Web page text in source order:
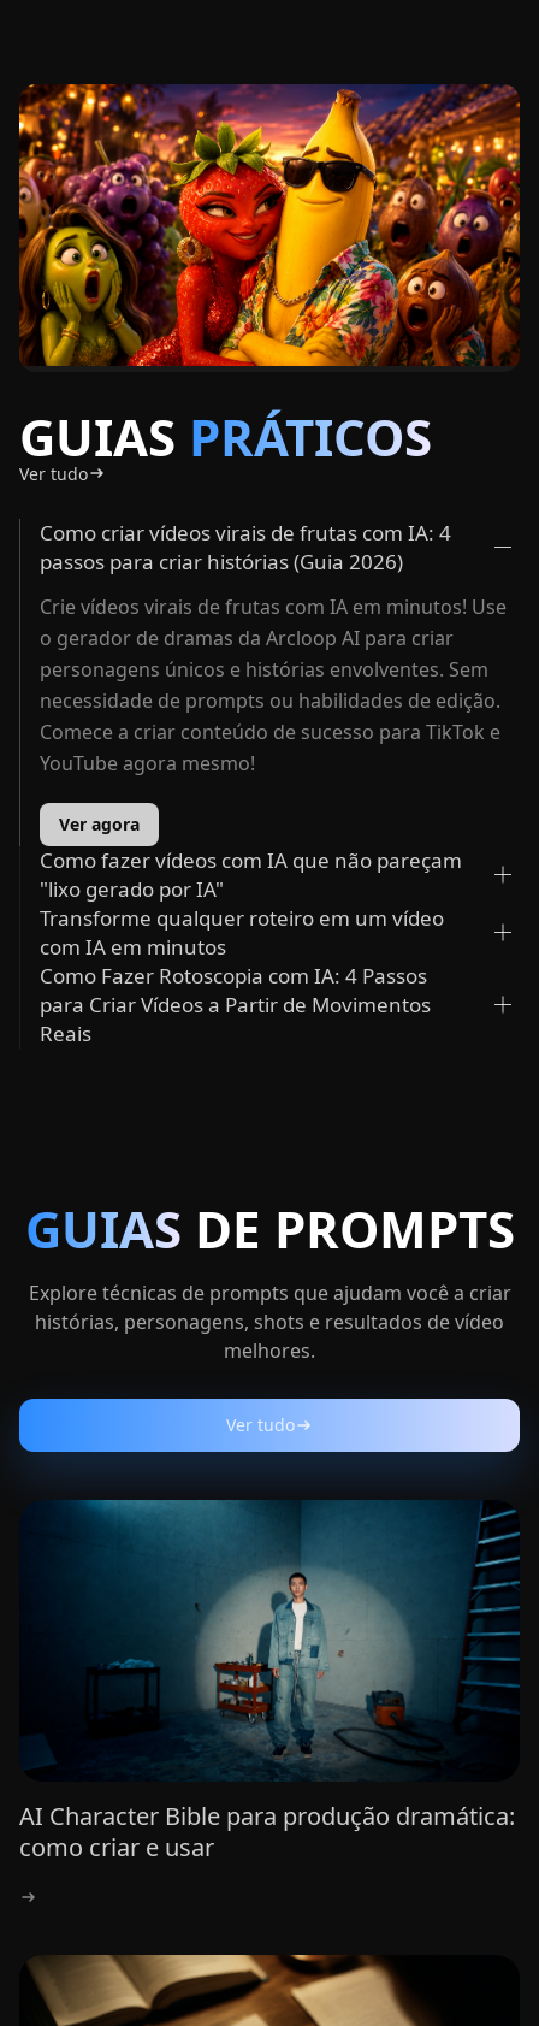
GUIAS PRÁTICOS
Ver tudo
Como criar vídeos virais de frutas com IA: 4
passos para criar histórias (Guia 2026)
Crie vídeos virais de frutas com IA em minutos! Use
o gerador de dramas da Arcloop AI para criar
personagens únicos e histórias envolventes. Sem
necessidade de prompts ou habilidades de edição.
Comece a criar conteúdo de sucesso para TikTok e
YouTube agora mesmo!
Ver agora
Como fazer vídeos com IA que não pareçam
"lixo gerado por IA"
Transforme qualquer roteiro em um vídeo
com IA em minutos
Como Fazer Rotoscopia com IA: 4 Passos
para Criar Vídeos a Partir de Movimentos
Reais
GUIAS DE PROMPTS
Explore técnicas de prompts que ajudam você a criar
histórias, personagens, shots e resultados de vídeo
melhores.
Ver tudo
AI Character Bible para produção dramática:
como criar e usar